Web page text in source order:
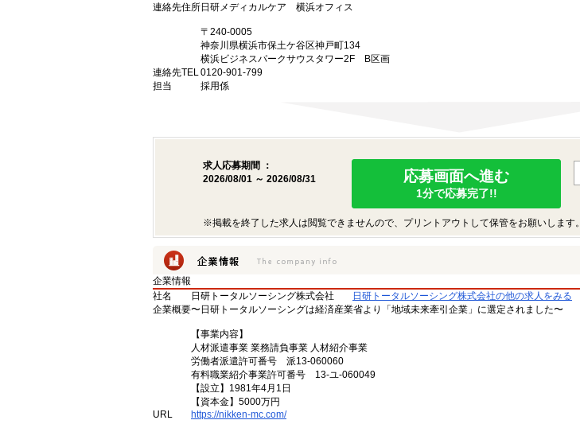
連絡先住所日研メディカルケア 横浜オフィス
〒240-0005
神奈川県横浜市保土ケ谷区神戸町134
横浜ビジネスパークサウスタワー2F B区画
連絡先TEL0120-901-799
担当
採用係
求人応募期間 ：
2026/08/01 ～ 2026/08/31
応募画面へ進む
1分で応募完了!!
※掲載を終了した求人は閲覧できませんので、プリントアウトして保管をお願いします。
企業情報
社名
日研トータルソーシング株式会社
日研トータルソーシング株式会社の他の求人をみる
企業概要〜日研トータルソーシングは経済産業省より「地域未来牽引企業」に選定されました〜
【事業内容】
人材派遣事業 業務請負事業 人材紹介事業
労働者派遣許可番号 派13-060060
有料職業紹介事業許可番号 13-ユ-060049
【設立】1981年4月1日
【資本金】5000万円
URL
https://nikken-mc.com/